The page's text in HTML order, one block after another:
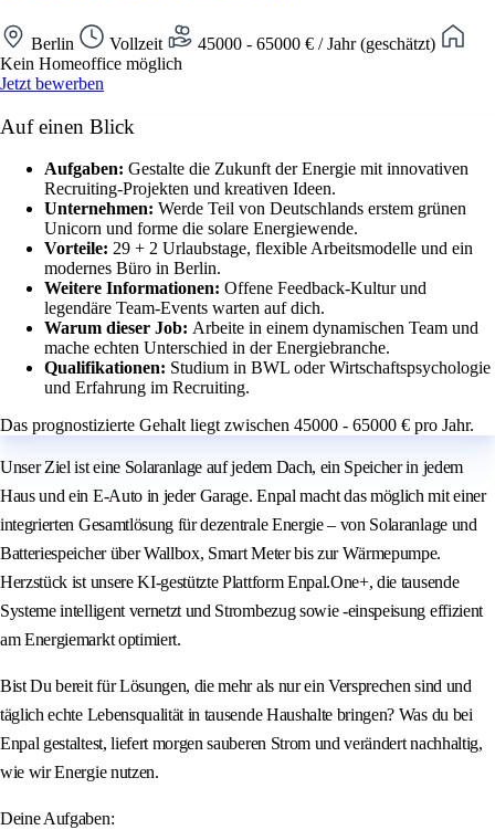
Berlin Vollzeit
45000 - 65000 € / Jahr (geschätzt)
Kein Homeoffice möglich
Jetzt bewerben
Auf einen Blick
Aufgaben: Gestalte die Zukunft der Energie mit innovativen
Recruiting-Projekten und kreativen Ideen.
Unternehmen: Werde Teil von Deutschlands erstem grünen
Unicorn und forme die solare Energiewende.
Vorteile: 29 + 2 Urlaubstage, flexible Arbeitsmodelle und ein
modernes Büro in Berlin.
Weitere Informationen: Offene Feedback-Kultur und
legendäre Team-Events warten auf dich.
Warum dieser Job: Arbeite in einem dynamischen Team und
mache echten Unterschied in der Energiebranche.
Qualifikationen: Studium in BWL oder Wirtschaftspsychologie
und Erfahrung im Recruiting.
Das prognostizierte Gehalt liegt zwischen 45000 - 65000 € pro Jahr.
Unser Ziel ist eine Solaranlage auf jedem Dach, ein Speicher in jedem
Haus und ein E-Auto in jeder Garage. Enpal macht das möglich mit einer
integrierten Gesamtlösung für dezentrale Energie – von Solaranlage und
Batteriespeicher über Wallbox, Smart Meter bis zur Wärmepumpe.
Herzstück ist unsere KI-gestützte Plattform Enpal.One+, die tausende
Systeme intelligent vernetzt und Strombezug sowie -einspeisung effizient
am Energiemarkt optimiert.
Bist Du bereit für Lösungen, die mehr als nur ein Versprechen sind und
täglich echte Lebensqualität in tausende Haushalte bringen? Was du bei
Enpal gestaltest, liefert morgen sauberen Strom und verändert nachhaltig,
wie wir Energie nutzen.
Deine Aufgaben: